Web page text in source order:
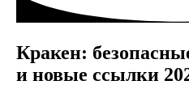
Кракен:
и новые ссылки